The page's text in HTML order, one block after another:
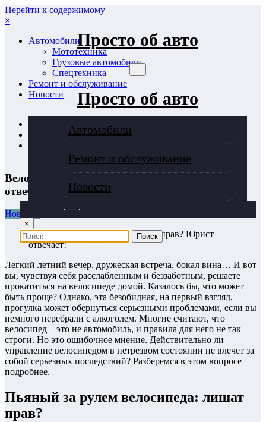
Перейти к содержимому
Просто об авто
Просто об авто
Автомобили
Ремонт и обслуживание
Новости
×
×
Автомобили
Мототехника
Грузовые автомобили
Спецтехника
Ремонт и обслуживание
Новости
Велосипед и алкоголь: лишат прав? Юрист отвечает!
Велосипед и алкоголь: лишат прав? Юрист
отвечает!
Новости
Легкий летний вечер, дружеская встреча, бокал вина… И вот
вы, чувствуя себя расслабленным и беззаботным, решаете
прокатиться на велосипеде домой. Казалось бы, что может
быть проще? Однако, эта безобидная, на первый взгляд,
прогулка может обернуться серьезными проблемами, если вы
немного перебрали с алкоголем. Многие считают, что
велосипед – это не автомобиль, и правила для него не так
строги. Но это ошибочное мнение. Действительно ли
управление велосипедом в нетрезвом состоянии не влечет за
собой серьезных последствий? Разберемся в этом вопросе
подробнее.
Пьяный за рулем велосипеда: лишат
прав?